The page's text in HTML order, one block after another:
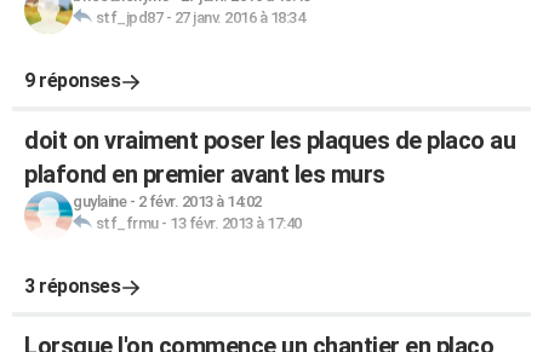
stf_jpd87- 27 janv. 2016 à 18:34
9 réponses
doit on vraiment poser les plaques de placo au
plafond en premier avant les murs
guylaine- 2 févr. 2013 à 14:02
stf_frmu- 13 févr. 2013 à 17:40
3 réponses
Lorsque l'on commence un chantier en placo